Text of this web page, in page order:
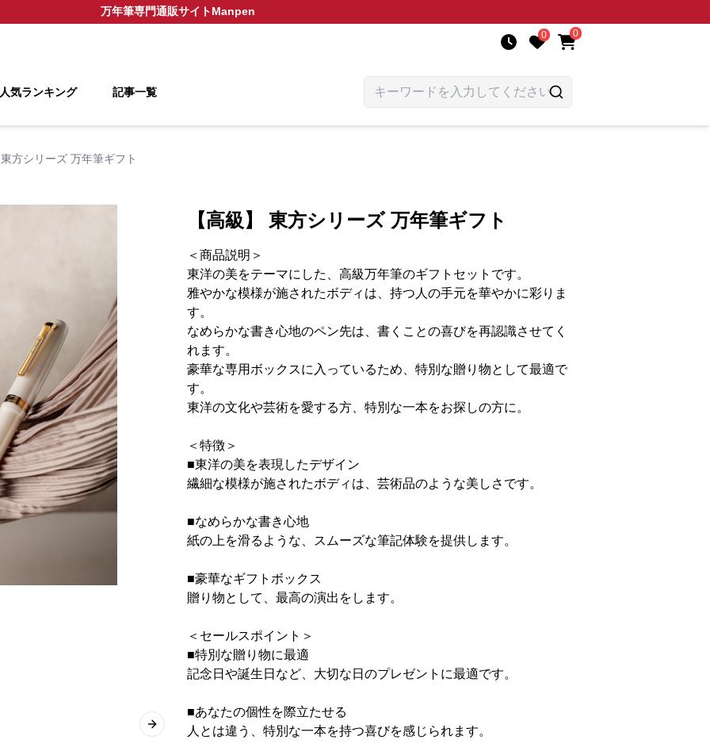
万年筆専門通販サイトManpen
0 0
人気ランキング 記事一覧
東方シリーズ 万年筆ギフト
Next slide
【高級】 東方シリーズ 万年筆ギフト
＜商品説明＞
東洋の美をテーマにした、高級万年筆のギフトセットです。
雅やかな模様が施されたボディは、持つ人の手元を華やかに彩りま
す。
なめらかな書き心地のペン先は、書くことの喜びを再認識させてく
れます。
豪華な専用ボックスに入っているため、特別な贈り物として最適で
す。
東洋の文化や芸術を愛する方、特別な一本をお探しの方に。
＜特徴＞
■東洋の美を表現したデザイン
繊細な模様が施されたボディは、芸術品のような美しさです。
■なめらかな書き心地
紙の上を滑るような、スムーズな筆記体験を提供します。
■豪華なギフトボックス
贈り物として、最高の演出をします。
＜セールスポイント＞
■特別な贈り物に最適
記念日や誕生日など、大切な日のプレゼントに最適です。
■あなたの個性を際立たせる
人とは違う、特別な一本を持つ喜びを感じられます。